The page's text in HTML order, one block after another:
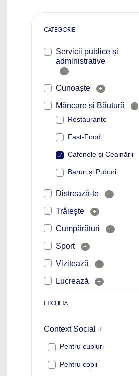
CATEGORIE
Servicii publice și
administrative
+
Cunoaște +
Mâncare și Băutură -
Restaurante
Fast-Food
Cafenele și Ceainării
Baruri și Puburi
Distreazǎ-te +
Trǎieşte +
Cumpărături +
Sport +
Vizitează +
Lucrează +
ETICHETA
Context Social +
Pentru cupluri
Pentru copii